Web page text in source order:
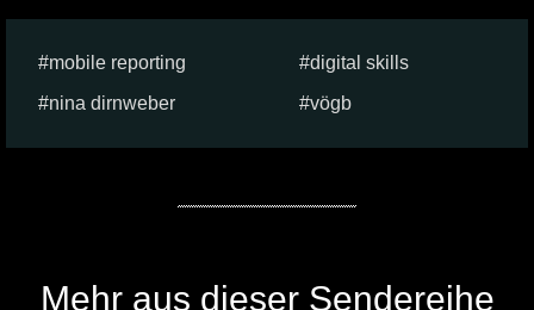
mobile reporting
digital skills
nina dirnweber
vögb
Mehr aus dieser Sendereihe